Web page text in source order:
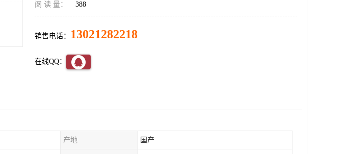
阅 读 量： 388
销售电话： 13021282218
在线QQ：
产地 国产